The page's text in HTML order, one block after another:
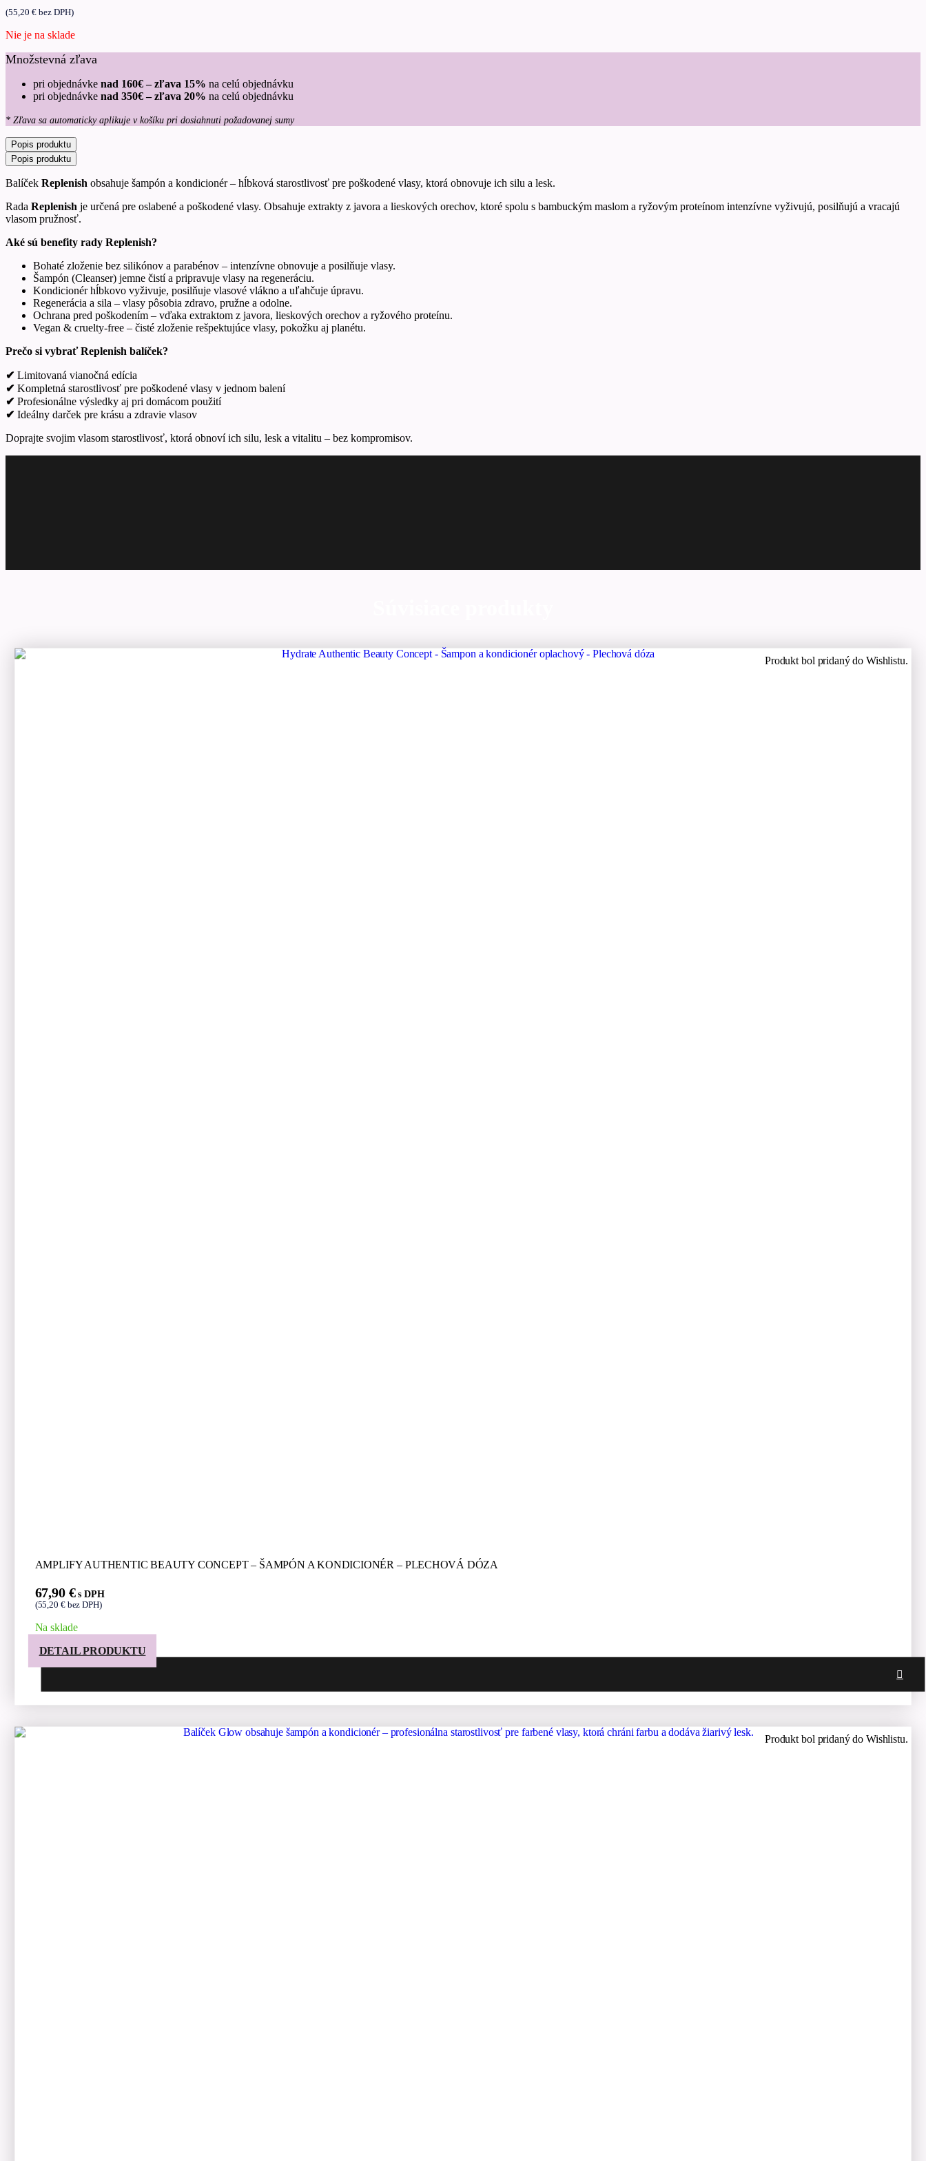
(55,20 € bez DPH)
Nie je na sklade
Množstevná zľava
pri objednávke nad 160€ – zľava 15% na celú objednávku
pri objednávke nad 350€ – zľava 20% na celú objednávku
* Zľava sa automaticky aplikuje v košíku pri dosiahnuti požadovanej sumy
Popis produktu
Popis produktu
Balíček Replenish obsahuje šampón a kondicionér – hĺbková starostlivosť pre poškodené vlasy, ktorá obnovuje ich silu a lesk.
Rada Replenish je určená pre oslabené a poškodené vlasy. Obsahuje extrakty z javora a lieskových orechov, ktoré spolu s bambuckým maslom a ryžovým proteínom intenzívne vyživujú, posilňujú a vracajú
vlasom pružnosť.
Aké sú benefity rady Replenish?
Bohaté zloženie bez silikónov a parabénov – intenzívne obnovuje a posilňuje vlasy.
Šampón (Cleanser) jemne čistí a pripravuje vlasy na regeneráciu.
Kondicionér hĺbkovo vyživuje, posilňuje vlasové vlákno a uľahčuje úpravu.
Regenerácia a sila – vlasy pôsobia zdravo, pružne a odolne.
Ochrana pred poškodením – vďaka extraktom z javora, lieskových orechov a ryžového proteínu.
Vegan & cruelty-free – čisté zloženie rešpektujúce vlasy, pokožku aj planétu.
Prečo si vybrať Replenish balíček?
✔ Limitovaná vianočná edícia
✔ Kompletná starostlivosť pre poškodené vlasy v jednom balení
✔ Profesionálne výsledky aj pri domácom použití
✔ Ideálny darček pre krásu a zdravie vlasov
Doprajte svojim vlasom starostlivosť, ktorá obnoví ich silu, lesk a vitalitu – bez kompromisov.
Produkt bol pridaný do Wishlistu.
AMPLIFY AUTHENTIC BEAUTY CONCEPT – ŠAMPÓN A KONDICIONÉR – PLECHOVÁ DÓZA
67,90 €s DPH
(55,20 €bez DPH)
Na sklade
DETAIL PRODUKTU
Produkt bol pridaný do Wishlistu.